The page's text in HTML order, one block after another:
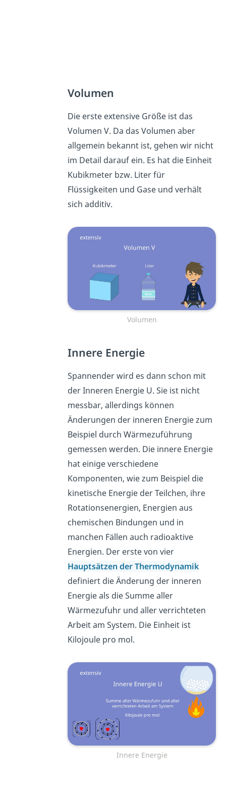
Volumen
Die erste extensive Größe ist das
Volumen V. Da das Volumen aber
allgemein bekannt ist, gehen wir nicht
im Detail darauf ein. Es hat die Einheit
Kubikmeter bzw. Liter für
Flüssigkeiten und Gase und verhält
sich additiv.
Volumen
Innere Energie
Spannender wird es dann schon mit
der Inneren Energie U. Sie ist nicht
messbar, allerdings können
Änderungen der inneren Energie zum
Beispiel durch Wärmezuführung
gemessen werden. Die innere Energie
hat einige verschiedene
Komponenten, wie zum Beispiel die
kinetische Energie der Teilchen, ihre
Rotationsenergien, Energien aus
chemischen Bindungen und in
manchen Fällen auch radioaktive
Energien. Der erste von vier
Hauptsätzen der Thermodynamik
definiert die Änderung der inneren
Energie als die Summe aller
Wärmezufuhr und aller verrichteten
Arbeit am System. Die Einheit ist
Kilojoule pro mol.
Innere Energie